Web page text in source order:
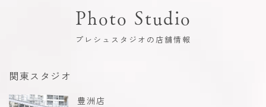
Photo Studio
プレシュスタジオの店舗情報
関東スタジオ
豊洲店